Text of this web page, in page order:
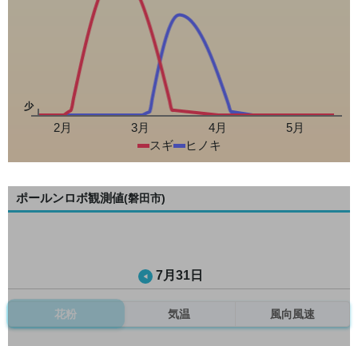
少
2月 3月 4月
5月
スギ
ヒノキ
ポールンロボ観測値(磐田市)
7月31日
花粉 気温 風向風速